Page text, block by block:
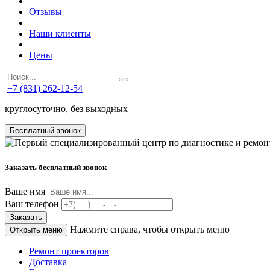
Отзывы
|
Наши клиенты
|
Цены
+7 (831) 262-12-54
круглосуточно, без выходных
Бесплатный звонок
Заказать бесплатный звонок
Ваше имя
Ваш телефон
Заказать
Открыть меню
Нажмите справа, чтобы открыть меню
Ремонт проекторов
Доставка